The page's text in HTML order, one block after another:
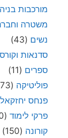
מורכבות
משטרה
נשים (43)
סדנאות
ספרים (11)
פוליטיקה (1,073)
פנחס
פרקי לימוד (90)
קורונה (150)